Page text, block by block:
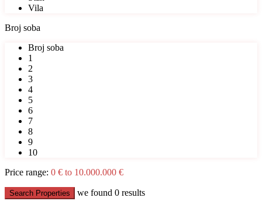
Vila
Broj soba
Broj soba
1
2
3
4
5
6
7
8
9
10
Price range: 0 € to 10.000.000 €
Search Properties we found 0 results